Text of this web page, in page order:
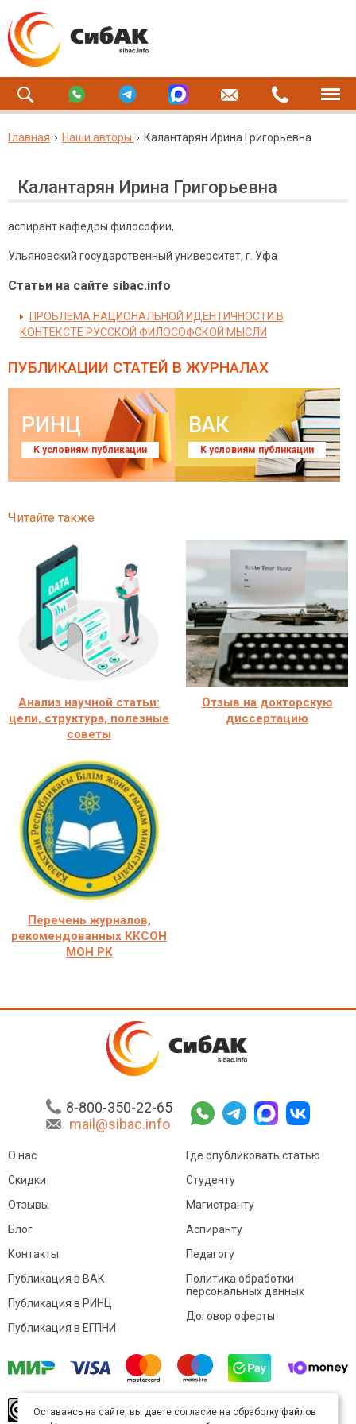
Главная Наши авторы Калантарян Ирина Григорьевна
Калантарян Ирина Григорьевна
аспирант кафедры философии,
Ульяновский государственный университет, г. Уфа
Статьи на сайте sibac.info
ПРОБЛЕМА НАЦИОНАЛЬНОЙ ИДЕНТИЧНОСТИ В
КОНТЕКСТЕ РУССКОЙ ФИЛОСОФСКОЙ МЫСЛИ
ПУБЛИКАЦИИ СТАТЕЙ В ЖУРНАЛАХ
РИНЦ
К условиям публикации
ВАК
К условиям публикации
Читайте также
Анализ научной статьи:
цели, структура, полезные
советы
Отзыв на докторскую
диссертацию
Перечень журналов,
рекомендованных ККСОН
МОН РК
8-800-350-22-65
mail@sibac.info
О нас
Скидки
Отзывы
Блог
Контакты
Где опубликовать статью
Студенту
Магистранту
Аспиранту
Педагогу
Публикация в ВАК
Публикация в РИНЦ
Публикация в ЕГПНИ
Политика обработки
персональных данных
Договор оферты
произведение доступно полицензии Creative
Оставаясь на сайте, вы даете согласие на обработку файлов